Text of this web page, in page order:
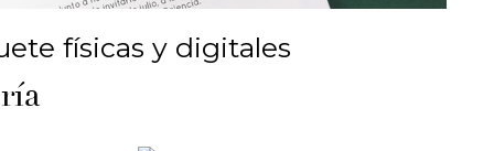
físicas y digitales